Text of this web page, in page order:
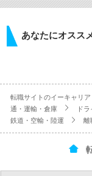
あなたにオスス
転職サイトのイーキャリ
通・運輸・倉庫
ド
鉄道・空輸・陸運
離